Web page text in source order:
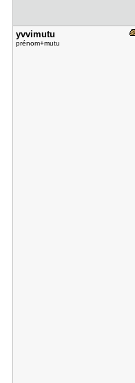
yvvimutu
prénom+mutu